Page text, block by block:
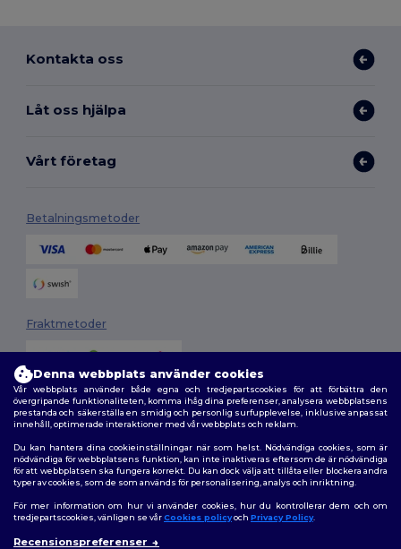
Kontakta oss
Låt oss hjälpa
Vårt företag
Betalningsmetoder
Fraktmetoder
2026. Alla rättigheter förbehållna
Allmänna Villkor|Anpassad policy
Följ oss
Denna webbplats använder cookies
Vår webbplats använder både egna och tredjepartscookies för att förbättra den
övergripande funktionaliteten, komma ihåg dina preferenser, analysera webbplatsens
prestanda och säkerställa en smidig och personlig surfupplevelse, inklusive anpassat
innehåll, optimerade interaktioner med vår webbplats och reklam.
Du kan hantera dina cookieinställningar när som helst. Nödvändiga cookies, som är
nödvändiga för webbplatsens funktion, kan inte inaktiveras eftersom de är nödvändiga
för att webbplatsen ska fungera korrekt. Du kan dock välja att tillåta eller blockera andra
typer av cookies, som de som används för personalisering, analys och inriktning.
För mer information om hur vi använder cookies, hur du kontrollerar dem och om
tredjepartscookies, vänligen se vårCookies policyoch Privacy Policy.
Recensionspreferenser